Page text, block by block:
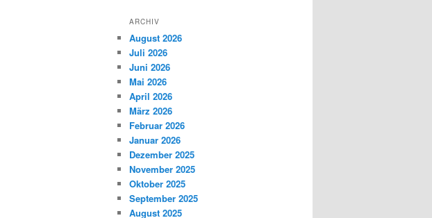
ARCHIV
August 2026
Juli 2026
Juni 2026
Mai 2026
April 2026
März 2026
Februar 2026
Januar 2026
Dezember 2025
November 2025
Oktober 2025
September 2025
August 2025